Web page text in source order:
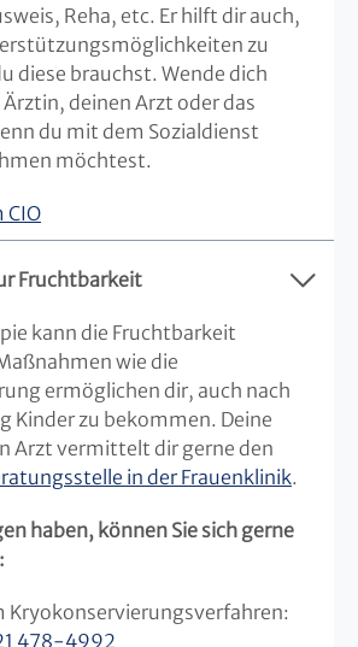
Reha, etc. Er hilft dir auch,
zu
diese brauchst. Wende dich
deinen Arzt oder das
du mit dem Sozialdienst
möchtest.
CIO
Fruchtbarkeit
kann die Fruchtbarkeit
wie die
ermöglichen dir, auch nach
Kinder zu bekommen. Deine
Arzt vermittelt dir gerne den
in der Frauenklinik.
haben, können Sie sich gerne
Kryokonservierungsverfahren:
478-4992